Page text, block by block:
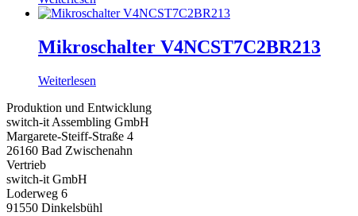
Mikroschalter V4NCST7C2BR213
Weiterlesen
Produktion und Entwicklung
switch-it Assembling GmbH
Margarete-Steiff-Straße 4
26160 Bad Zwischenahn
Vertrieb
switch-it GmbH
Loderweg 6
91550 Dinkelsbühl